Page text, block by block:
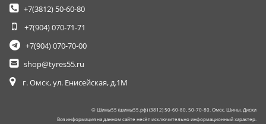
+7(3812) 50-60-80
+7(904)070-71-71
+7(904)070-70-00
shop@tyres55.ru
г. Омск, ул. Енисейская, д.1М
© Шины55 (шины55.рф) (3812) 50-60-80, 50-70-80. Омск. Шины. Диски
Вся информация на данном сайте несёт исключительно информационный характер.